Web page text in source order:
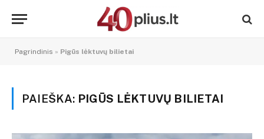
Pagrindinis » Pigūs lėktuvų bilietai
PAIEŠKA: PIGŪS LĖKTUVŲ BILIETAI